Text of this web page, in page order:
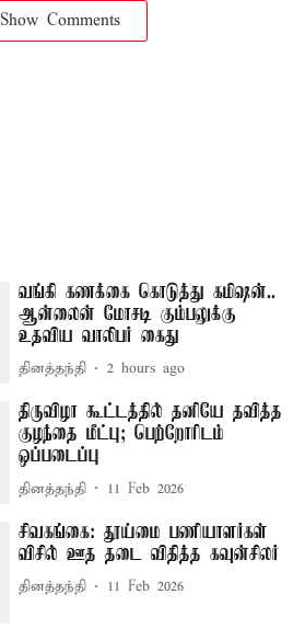
Show Comments
வங்கி கணக்கை கொடுத்து கமிஷன்..
ஆன்லைன் மோசடி கும்பலுக்கு
உதவிய வாலிபர் கைது
தினத்தந்தி 2 hours ago
திருவிழா கூட்டத்தில் தனியே தவித்த
குழந்தை மீட்பு; பெற்றோரிடம்
ஒப்படைப்பு
தினத்தந்தி 11 Feb 2026
சிவகங்கை: தூய்மை பணியாளர்கள்
விசில் ஊத தடை விதித்த கவுன்சிலர்
தினத்தந்தி 11 Feb 2026